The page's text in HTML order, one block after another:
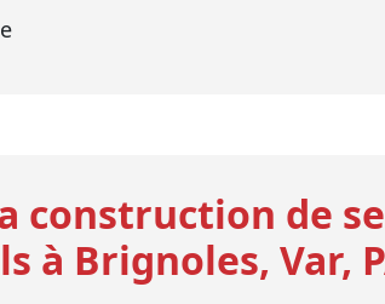
construction de
Brignoles, Var,